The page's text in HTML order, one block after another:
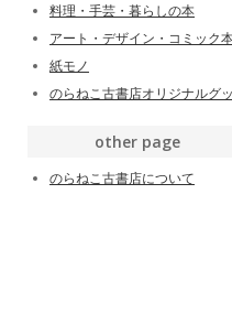
料理・手芸・暮らしの本
アート・デザイン・コミック
紙モノ
のらねこ古書店オリジナルグ
other page
のらねこ古書店について